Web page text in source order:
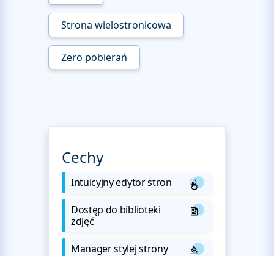
Strona wielostronicowa
Zero pobierań
Cechy
Intuicyjny edytor stron
Dostęp do biblioteki
zdjęć
Manager stylej strony